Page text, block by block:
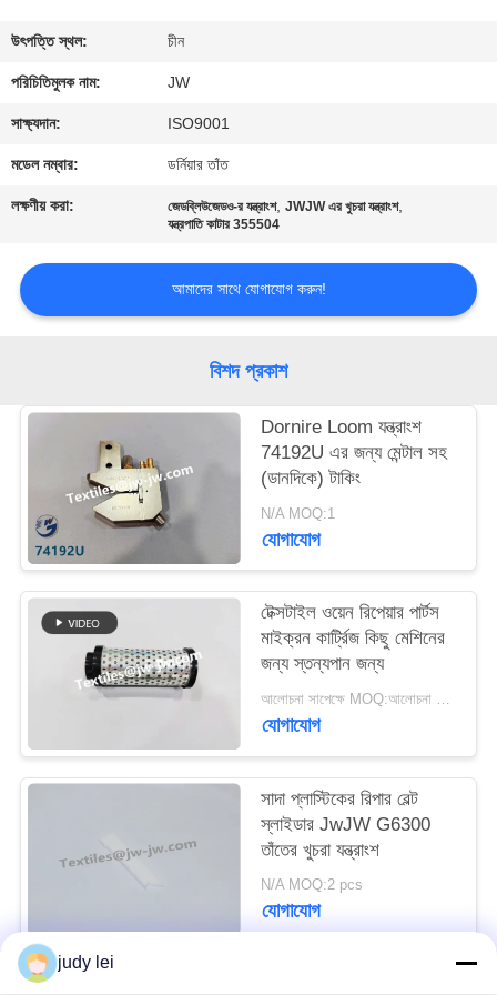
আমাদের
সাথে
যোগাযোগ
করুন
খবর
আবেদন
ম্যাপ
PRIVACY
POLICY
উৎপত্তি স্থল: চীন
পরিচিতিমুলক নাম: JW
সাক্ষ্যদান: ISO9001
মডেল নম্বার: ডর্নিয়ার তাঁত
লক্ষণীয় করা: জেডব্লিউজেডও-র যন্ত্রাংশ,JWJW এর খুচরা যন্ত্রাংশ,
যন্ত্রপাতি কাটার 355504
আমাদের সাথে যোগাযোগ করুন!
বিশদ প্রকাশ
Dornire Loom যন্ত্রাংশ
74192U এর জন্য মেন্টাল সহ
(ডানদিকে) টাকিং
N/A MOQ:1
যোগাযোগ
টেক্সটাইল ওয়েন রিপেয়ার পার্টস
মাইক্রন কার্ট্রিজ কিছু মেশিনের
জন্য স্তন্যপান জন্য
আলোচনা সাপেক্ষে MOQ:আলোচনা সাপেক্ষ
যোগাযোগ
সাদা প্লাস্টিকের রিপার বেল্ট
স্লাইডার JwJW G6300
তাঁতের খুচরা যন্ত্রাংশ
N/A MOQ:2 pcs
যোগাযোগ
judy lei